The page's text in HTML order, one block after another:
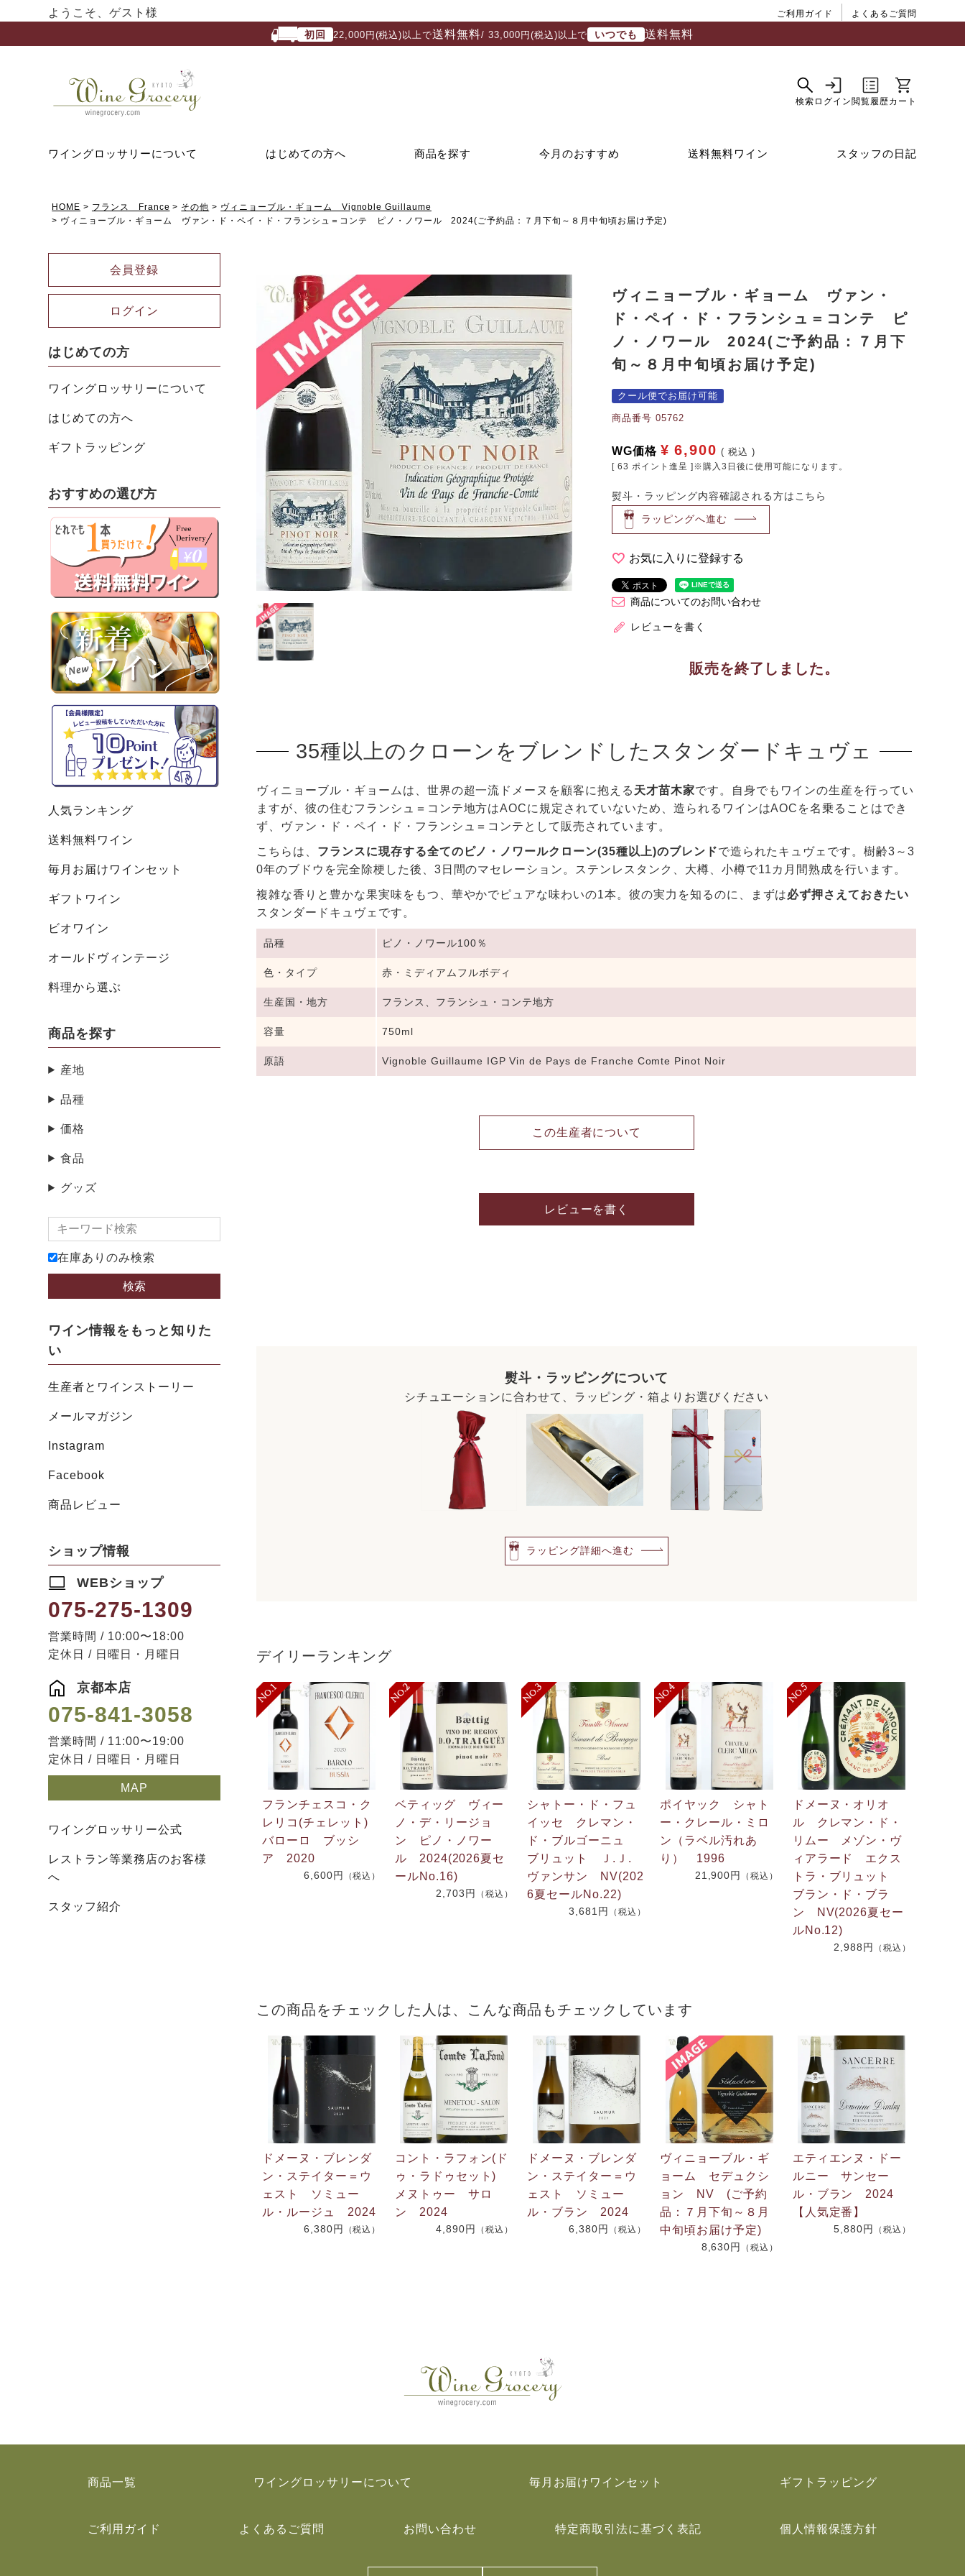
ようこそ、ゲスト様 ご利用ガイド よくあるご質問
初回 22,000円(税込)以上で送料無料/ 33,000円(税込)以上で いつでも 送料無料
ワイングロッサリーについて はじめての方へ 商品を探す 今月のおすすめ 送料無料ワイン スタッフの日記
HOME フランス France その他
ヴィニョーブル・ギョーム Vignoble Guillaume
ヴィニョーブル・ギョーム ヴァン・ド・ペイ・ド・フランシュ＝コンテ ピノ・ノワール 2024(ご予約品：７月下旬～８月中旬頃お届け予定)
会員登録
ログイン
はじめての方
ワイングロッサリーについて
はじめての方へ
ギフトラッピング
おすすめの選び方
人気ランキング
送料無料ワイン
毎月お届けワインセット
ギフトワイン
ビオワイン
オールドヴィンテージ
料理から選ぶ
商品を探す
産地
品種
価格
食品
グッズ
在庫ありのみ検索
検索
ワイン情報をもっと知りた
い
生産者とワインストーリー
メールマガジン
Instagram
Facebook
商品レビュー
ショップ情報
WEBショップ
075-275-1309
営業時間 / 10:00〜18:00
定休日 / 日曜日・月曜日
京都本店
075-841-3058
営業時間 / 11:00〜19:00
定休日 / 日曜日・月曜日
MAP
ワイングロッサリー公式
レストラン等業務店のお客様
へ
スタッフ紹介
ヴィニョーブル・ギョーム ヴァン・
ド・ペイ・ド・フランシュ＝コンテ ピ
ノ・ノワール 2024(ご予約品：７月下
旬～８月中旬頃お届け予定)
クール便でお届け可能
商品番号 05762
WG価格 ¥ 6,900 税込
[ 63 ポイント進呈 ]※購入3日後に使用可能になります。
熨斗・ラッピング内容確認される方はこちら
ラッピングへ進む
お気に入りに登録する
商品についてのお問い合わせ
レビューを書く
販売を終了しました。
35種以上のクローンをブレンドしたスタンダードキュヴェ
ヴィニョーブル・ギョームは、世界の超一流ドメーヌを顧客に抱える 天才苗木家です。自身でもワインの生産を行ってい
ますが、彼の住むフランシュ＝コンテ地方はAOCに規定されていないため、造られるワインはAOCを名乗ることはでき
ず、ヴァン・ド・ペイ・ド・フランシュ＝コンテとして販売されています。
こちらは、 フランスに現存する全てのピノ・ノワールクローン(35種以上)のブレンドで造られたキュヴェです。樹齢3～3
0年のブドウを完全除梗した後、3日間のマセレーション。ステンレスタンク、大樽、小樽で11カ月間熟成を行います。
複雑な香りと豊かな果実味をもつ、華やかでピュアな味わいの1本。彼の実力を知るのに、まずは必ず押さえておきたい
スタンダードキュヴェです。
品種 ピノ・ノワール100％
色・タイプ 赤・ミディアムフルボディ
生産国・地方 フランス、フランシュ・コンテ地方
容量 750ml
原語 Vignoble Guillaume IGP Vin de Pays de Franche Comte Pinot Noir
この生産者について
レビューを書く
熨斗・ラッピングについて
シチュエーションに合わせて、ラッピング・箱よりお選びください
ラッピング詳細へ進む
デイリーランキング
フランチェスコ・ク
レリコ(チェレット)
バローロ ブッシ
ア 2020
6,600円 （税込）
ベティッグ ヴィー
ノ・デ・リージョ
ン ピノ・ノワー
ル 2024(2026夏セ
ールNo.16)
2,703円 （税込）
シャトー・ド・フュ
イッセ クレマン・
ド・ブルゴーニュ
ブリュット Ｊ.Ｊ.
ヴァンサン NV(202
6夏セールNo.22)
3,681円 （税込）
ポイヤック シャト
ー・クレール・ミロ
ン（ラベル汚れあ
り） 1996
21,900円 （税込）
ドメーヌ・オリオ
ル クレマン・ド・
リムー メゾン・ヴ
ィアラード エクス
トラ・ブリュット
ブラン・ド・ブラ
ン NV(2026夏セー
ルNo.12)
2,988円 （税込）
この商品をチェックした人は、こんな商品もチェックしています
ドメーヌ・ブレンダ
ン・ステイター＝ウ
ェスト ソミュー
ル・ルージュ 2024
6,380円 （税込）
コント・ラフォン(ド
ゥ・ラドゥセット)
メヌトゥー サロ
ン 2024
4,890円 （税込）
ドメーヌ・ブレンダ
ン・ステイター＝ウ
ェスト ソミュー
ル・ブラン 2024
6,380円 （税込）
ヴィニョーブル・ギ
ョーム セデュクシ
ョン NV (ご予約
品：７月下旬～８月
中旬頃お届け予定)
8,630円 （税込）
エティエンヌ・ドー
ルニー サンセー
ル・ブラン 2024
【人気定番】
5,880円 （税込）
商品一覧 ワイングロッサリーについて 毎月お届けワインセット ギフトラッピング
ご利用ガイド よくあるご質問 お問い合わせ 特定商取引法に基づく表記 個人情報保護方針